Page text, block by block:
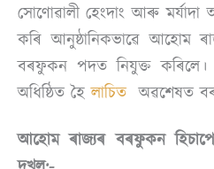
সোণোৱালী হেংদাং আৰু মর্যাদা
কৰি আনুষ্ঠানিকভাৱে আহোম
বৰফুকন পদত নিযুক্ত
অধিষ্ঠিত হৈলাচিত অৱশেষত
আহোম ৰাজ্যৰ বৰফুকন হিচাপে